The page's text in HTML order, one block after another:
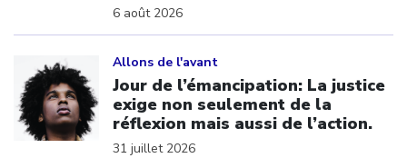
6 août 2026
Allons de l'avant
Jour de l’émancipation: La justice
exige non seulement de la
réflexion mais aussi de l’action.
31 juillet 2026